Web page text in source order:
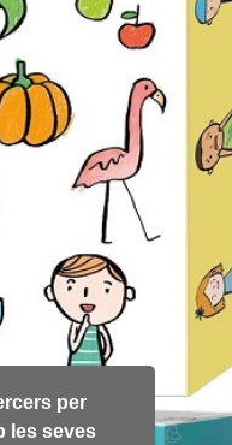
per
les seves